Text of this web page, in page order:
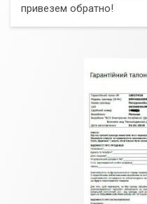
привезем обратно!